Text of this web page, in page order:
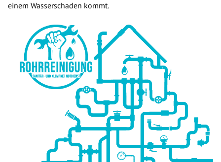
einem Wasserschaden kommt.